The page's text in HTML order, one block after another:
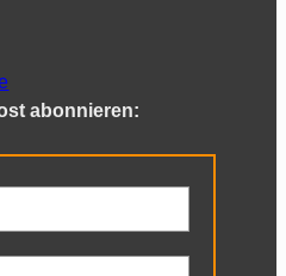
abonnieren: